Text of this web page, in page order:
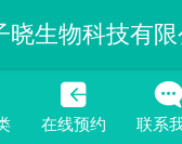
晓生物科技有限
在线预约 联系